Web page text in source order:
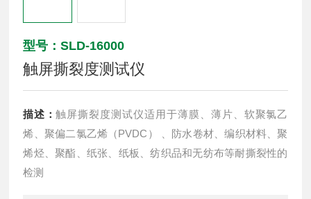
型号：SLD-16000
触屏撕裂度测试仪
描述：触屏撕裂度测试仪适用于薄膜、薄片、软聚氯乙
烯、聚偏二氯乙烯（PVDC） 、防水卷材、编织材料、聚
烯烃、聚酯、纸张、纸板、纺织品和无纺布等耐撕裂性的
检测